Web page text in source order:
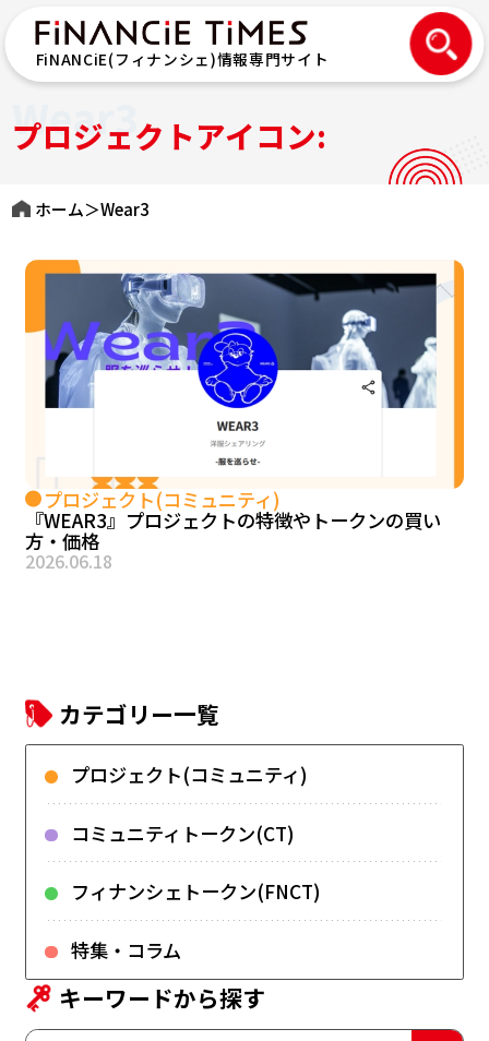
FiNANCiE(フィナンシェ)情報専門サイト
プロジェクトアイコン:
Wear3
ホーム＞Wear3
プロジェクト(コミュニティ)
『WEAR3』プロジェクトの特徴やトークンの買い
方・価格
2026.06.18
カテゴリー一覧
プロジェクト(コミュニティ)
コミュニティトークン(CT)
フィナンシェトークン(FNCT)
特集・コラム
キーワードから探す